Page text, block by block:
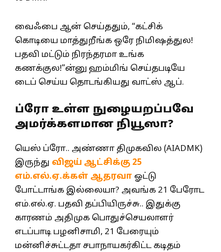
வைஃபை ஆன் செய்ததும், “கட்சிக்
கொடியை மாத்துறீங்க ஒரே நிமிஷத்துல!
பதவி மட்டும் நிரந்தரமா உங்க
கணக்குல!”ன்னு ஹம்மிங் செய்தபடியே
டைப் செய்ய தொடங்கியது வாட்ஸ் ஆப்.
ப்ரோ உள்ள நுழையறப்பவே
அமர்க்களமான நியூஸா?
யெஸ் ப்ரோ.. அண்ணா திமுகவில (AIADMK)
இருந்து விஜய் ஆட்சிக்கு 25
எம்.எல்.ஏ.க்கள் ஆதரவா ஓட்டு
போட்டாங்க இல்லையா? அவங்க 21 பேரோட
எம்.எல்.ஏ. பதவி தப்பியிருச்சு.. இதுக்கு
காரணம் அதிமுக பொதுச்செயலாளர்
எடப்பாடி பழனிசாமி, 21 பேரையும்
மன்னிச்சுட்டதா சபாநாயகர்கிட்ட கடிதம்